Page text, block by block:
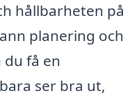
hållbarheten på
planering och
få en
ser bra ut,